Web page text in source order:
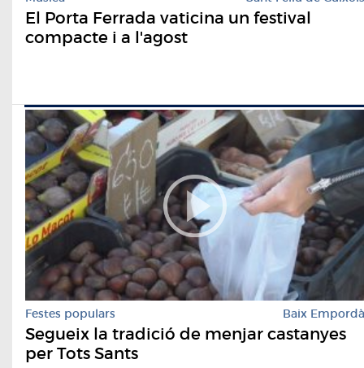
El Porta Ferrada vaticina un festival
compacte i a l'agost
Festes populars Baix Empordà
Segueix la tradició de menjar castanyes
per Tots Sants